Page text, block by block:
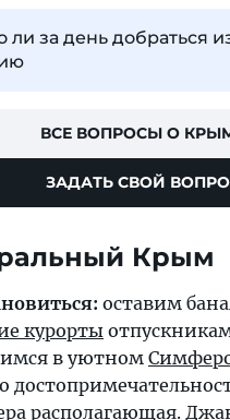
за день добраться
ВСЕ ВОПРОСЫ О
ЗАДАТЬ СВОЙ
Крым
оставим
курорты
в уютном
располагающая.